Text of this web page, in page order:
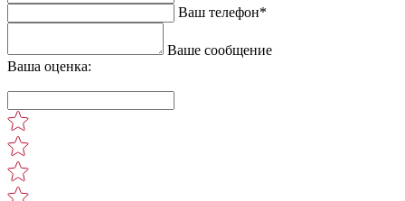
Ваш телефон*
Ваше сообщение
Ваша оценка: